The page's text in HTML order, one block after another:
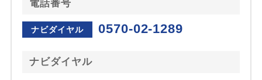
電話番号
ナビダイヤル 0570-02-1289
ナビダイヤル